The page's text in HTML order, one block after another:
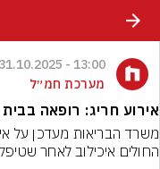
13:00 - 31.10.2025
מערכת חמ״ל
אירוע חריג: רופאה